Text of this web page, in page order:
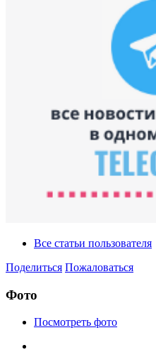
Все статьи пользователя
Поделиться Пожаловаться
Фото
Посмотреть фото